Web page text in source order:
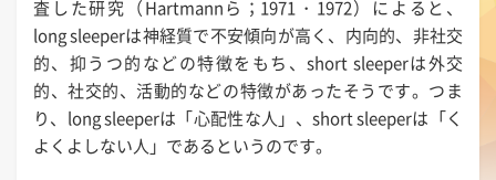
査した研究（Hartmannら；1971・1972）によると、
long sleeperは神経質で不安傾向が高く、内向的、非社交
的、抑うつ的などの特徴をもち、short sleeperは外交
的、社交的、活動的などの特徴があったそうです。つま
り、long sleeperは「心配性な人」、short sleeperは「く
よくよしない人」であるというのです。